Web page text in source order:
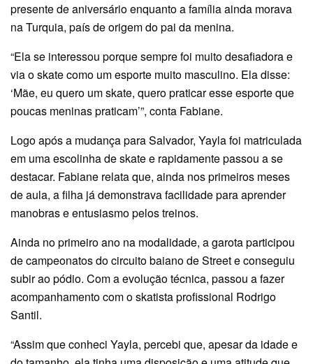
presente de aniversário enquanto a família ainda morava
na Turquia, país de origem do pai da menina.
“Ela se interessou porque sempre foi muito desafiadora e
via o skate como um esporte muito masculino. Ela disse:
‘Mãe, eu quero um skate, quero praticar esse esporte que
poucas meninas praticam’”, conta Fabiane.
Logo após a mudança para Salvador, Yayla foi matriculada
em uma escolinha de skate e rapidamente passou a se
destacar. Fabiane relata que, ainda nos primeiros meses
de aula, a filha já demonstrava facilidade para aprender
manobras e entusiasmo pelos treinos.
Ainda no primeiro ano na modalidade, a garota participou
de campeonatos do circuito baiano de Street e conseguiu
subir ao pódio. Com a evolução técnica, passou a fazer
acompanhamento com o skatista profissional Rodrigo
Santil.
“Assim que conheci Yayla, percebi que, apesar da idade e